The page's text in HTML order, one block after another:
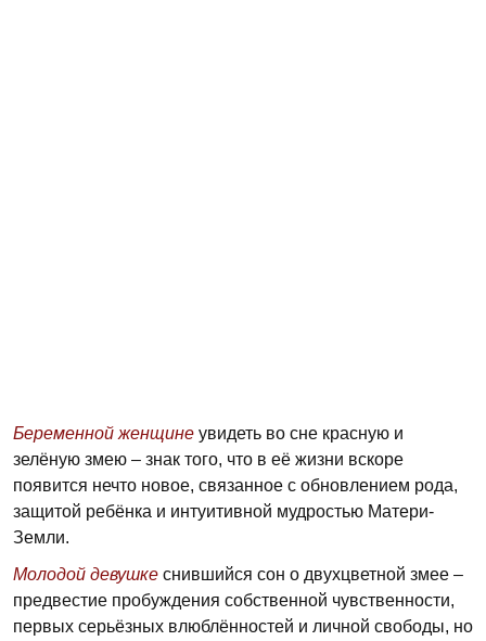
Беременной женщине увидеть во сне красную и
зелёную змею – знак того, что в её жизни вскоре
появится нечто новое, связанное с обновлением рода,
защитой ребёнка и интуитивной мудростью Матери-
Земли.
Молодой девушке снившийся сон о двухцветной змее –
предвестие пробуждения собственной чувственности,
первых серьёзных влюблённостей и личной свободы, но